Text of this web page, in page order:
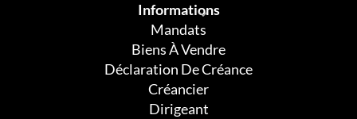
Informations
Mandats
Biens À Vendre
Déclaration De Créance
Créancier
Dirigeant